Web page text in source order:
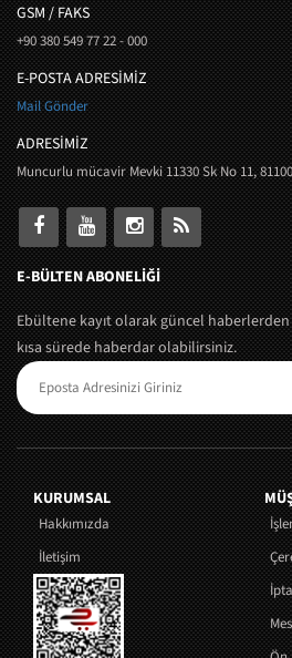
GSM / FAKS
+90 380 549 77 22 - 000
E-POSTA ADRESİMİZ
Mail Gönder
ADRESİMİZ
Muncurlu mücavir Mevki 11330 Sk No 11,
E-BÜLTEN ABONELİĞİ
Ebültene kayıt olarak güncel
kısa sürede haberdar olabilirsiniz.
KURUMSAL
Hakkımızda
İletişim